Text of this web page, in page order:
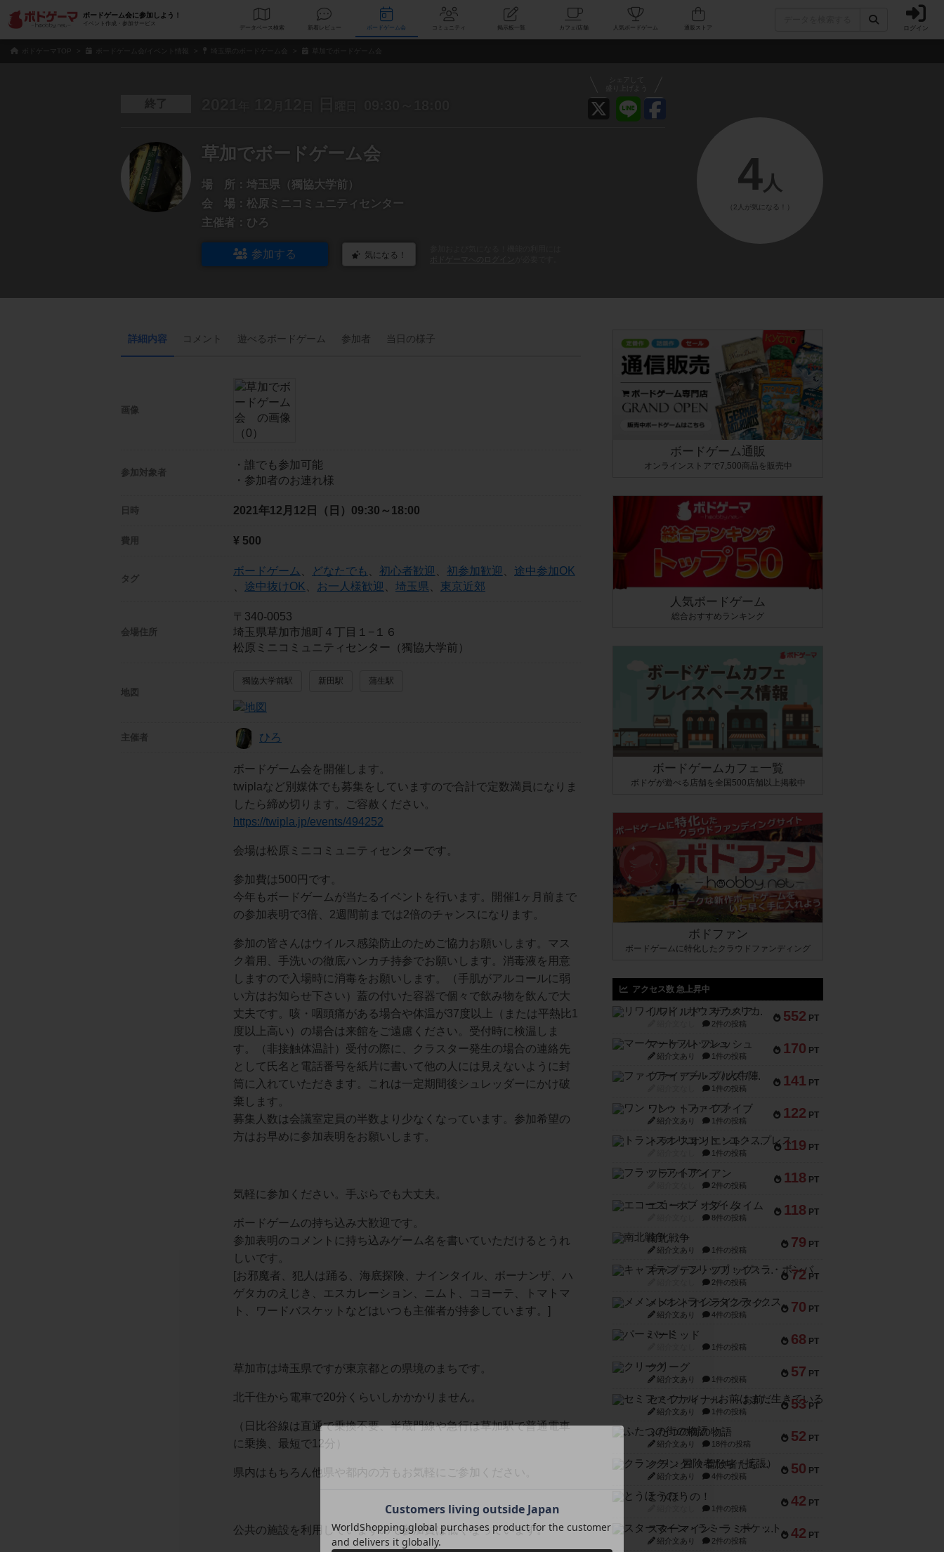
ボードゲーム会に参加しよう！
イベント作成・参加サービス
データベース 検索 新着レビュー ボードゲーム会 コミュニティ 掲示板一覧 カフェ/店舗 人気ボードゲーム ログイン
ボドゲーマTOP
草加でボードゲーム会
場 所： 埼玉県（獨協大学前）
会 場： 松原ミニコミュニティセンター
主催者： ひろ
参加する 気になる！
4人
（2人が気になる！）
詳細内容 コメント 遊べる ボード ゲーム 参加者 当日の様子
画像
参加対象者
・誰でも参加可能
・参加者のお連れ様
日時 2021年12月12日（日） 09:30～18:00
費用 ¥ 500
タグ
ボードゲーム どなたでも 初心者歓迎 初参加歓迎
途中参加OK
途中抜けOK お一人様歓迎 埼玉県 東京近郊
会場住所
〒340-0053
埼玉県草加市旭町４丁目１−１６
松原ミニコミュニティセンター（獨協大学前）
地図
獨協大学前駅 新田駅 蒲生駅
主催者 ひろ
ボードゲーム会を開催します。
twiplaなど別媒体でも募集をしていますので合計で定数満員になりま
したら締め切ります。ご容赦ください。
https://twipla.jp/events/494252
会場は松原ミニコミュニティセンターです。
参加費は500円です。
今年もボードゲームが当たるイベントを行います。開催1ヶ月前まで
の参加表明で3倍、2週間前までは2倍のチャンスになります。
参加の皆さんはウイルス感染防止のためご協力お願いします。マス
ク着用、手洗いの徹底ハンカチ持参でお願いします。消毒液を用意
しますので入場時に消毒をお願いします。（手肌がアルコールに弱
い方はお知らせ下さい）蓋の付いた容器で個々で飲み物を飲んで大
丈夫です。咳・咽頭痛がある場合や体温が37度以上（または平熱比1
度以上高い）の場合は来館をご遠慮ください。受付時に検温しま
す。（非接触体温計）受付の際に、クラスター発生の場合の連絡先
として氏名と電話番号を紙片に書いて他の人には見えないように封
筒に入れていただきます。これは一定期間後シュレッダーにかけ破
棄します。
募集人数は会議室定員の半数より少なくなっています。参加希望の
方はお早めに参加表明をお願いします。
気軽に参加ください。手ぶらでも大丈夫。
ボードゲームの持ち込み大歓迎です。
参加表明のコメントに持ち込みゲーム名を書いていただけるとうれ
しいです。
[お邪魔者、犯人は踊る、海底探険、ナインタイル、ボーナンザ、ハ
ゲタカのえじき、エスカレーション、ニムト、コヨーテ、トマトマ
ト、ワードバスケットなどはいつも主催者が持参しています。]
草加市は埼玉県ですが東京都との県境のまちです。
北千住から電車で20分くらいしかかかりません。
（日比谷線は直通で乗換不要、半蔵門線や急行は草加駅で普通電車
に乗換、最短で12分）
県内はもちろん他県や都内の方もお気軽にご参加ください。
公共の施設を利用していますので参加費は低くなっています。
ボードゲーム通販
オンラインストアで7,500商品を販売中
人気ボードゲーム
総合おすすめランキング
ボードゲームカフェ一覧
ボドゲが遊べる店舗を全国500店舗以上掲載中
ボドファン
ボードゲームに特化したクラウドファンディング
アクセス数 急上昇中
552 PT
リワイルド：サウスアメリカ
2件の投稿
170 PT
マーケットフレッシュ
紹介文あり 1件の投稿
141 PT
ファイアー・ブルズ / 火牛陣
1件の投稿
122 PT
ワン・トゥ・ファイブ
紹介文あり 1件の投稿
119 PT
トランスオリエント・エクスプレス
1件の投稿
118 PT
フラットアイアン
2件の投稿
118 PT
エコーズ・オブ・タイム
8件の投稿
79 PT
南北戦争
紹介文あり 1件の投稿
72 PT
キャプテン・フリップ：イスラ・ボンバ
2件の投稿
70 PT
メメントオンラインタクティクス
紹介文あり 4件の投稿
68 PT
パーミッド
1件の投稿
57 PT
クリーグ
紹介文あり 1件の投稿
53 PT
セミファイナル ～お前はまだ生きている～
紹介文あり 1件の投稿
52 PT
ふたつの街の物語
紹介文あり 18件の投稿
50 PT
クランク! ：冒険者たち（拡張）
紹介文あり 4件の投稿
42 PT
とうほうの！
1件の投稿
42 PT
スターマイン・ラミー ポケット
紹介文あり 2件の投稿